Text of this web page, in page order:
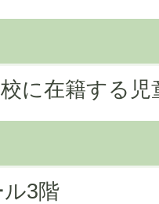
に在籍する児
3階